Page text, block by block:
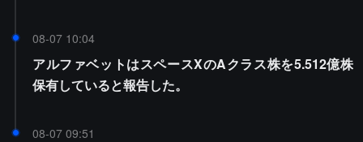
08-07 10:04
アルファベットはスペースXのAクラス株を5.512億株
保有していると報告した。
08-07 09:51